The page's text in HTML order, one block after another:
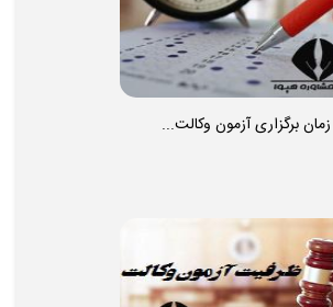
زمان برگزاری آزمون وکالت...